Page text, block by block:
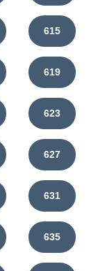
615
619
623
627
631
635